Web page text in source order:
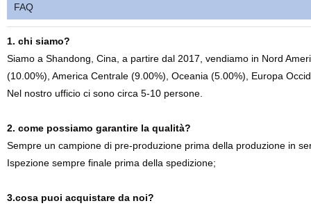
FAQ
1. chi siamo?
Siamo a Shandong, Cina, a partire dal 2017, vendiamo in Nord
(10.00%), America Centrale (9.00%), Oceania (5.00%), Europa
Nel nostro ufficio ci sono circa 5-10 persone.
2. come possiamo garantire la qualità?
Sempre un campione di pre-produzione prima della produzione in
Ispezione sempre finale prima della spedizione;
3.cosa puoi acquistare da noi?